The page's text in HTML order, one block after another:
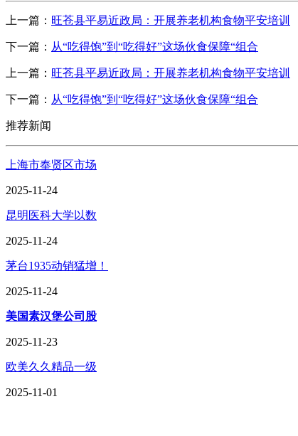
上一篇： 旺苍县平易近政局：开展养老机构食物平安培训
下一篇： 从“吃得饱”到“吃得好”这场伙食保障“组合
上一篇： 旺苍县平易近政局：开展养老机构食物平安培训
下一篇： 从“吃得饱”到“吃得好”这场伙食保障“组合
推荐新闻
上海市奉贤区市场
2025-11-24
昆明医科大学以数
2025-11-24
茅台1935动销猛增！
2025-11-24
美国素汉堡公司股
2025-11-23
欧美久久精品一级
2025-11-01